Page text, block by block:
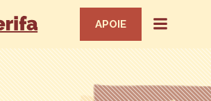
APOIE